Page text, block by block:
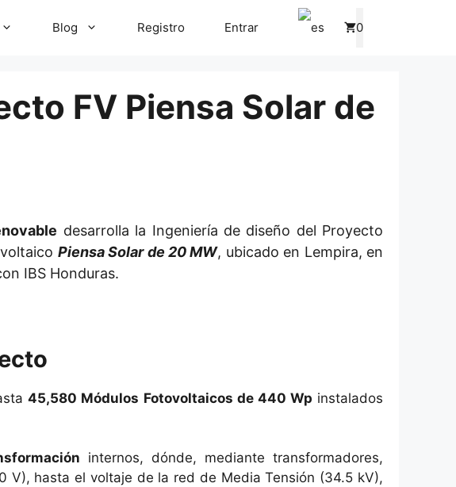
Blog Registro Entrar 0
FV Piensa Solar de
desarrolla la Ingeniería de diseño del Proyecto
Piensa Solar de 20 MW, ubicado en Lempira, en
IBS Honduras.
45,580 Módulos Fotovoltaicos de 440 Wp instalados
internos, dónde, mediante transformadores,
hasta el voltaje de la red de Media Tensión (34.5 kV),